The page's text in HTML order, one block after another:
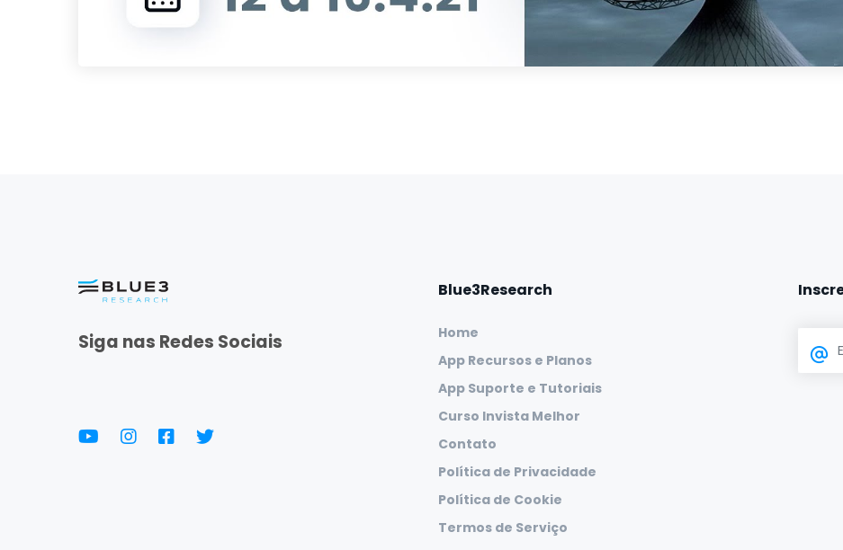
Siga nas Redes Sociais
Blue3Research
Home
App Recursos e Planos
App Suporte e Tutoriais
Curso Invista Melhor
Contato
Política de Privacidade
Política de Cookie
Termos de Serviço